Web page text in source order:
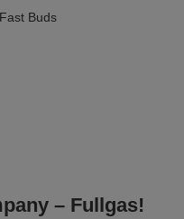
Fast Buds
– Fullgas!